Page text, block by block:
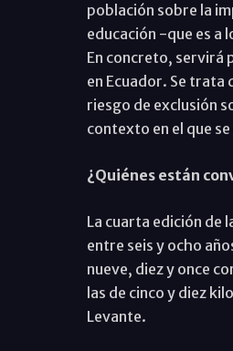
población sobre la
educación -que es a
En concreto, servirá
en Ecuador. Se trata
riesgo de exclusión
contexto en el que
¿Quiénes están
La cuarta edición de
entre seis y ocho
nueve, diez y once
las de cinco y diez
Levante.